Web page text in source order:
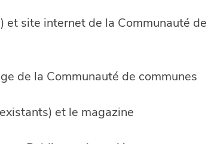
et site internet de la Communauté de
de la Communauté de communes
et le magazine